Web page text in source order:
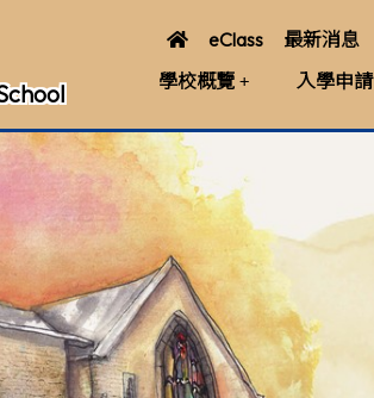
eClass 最新消息
學校概覽
入學申請